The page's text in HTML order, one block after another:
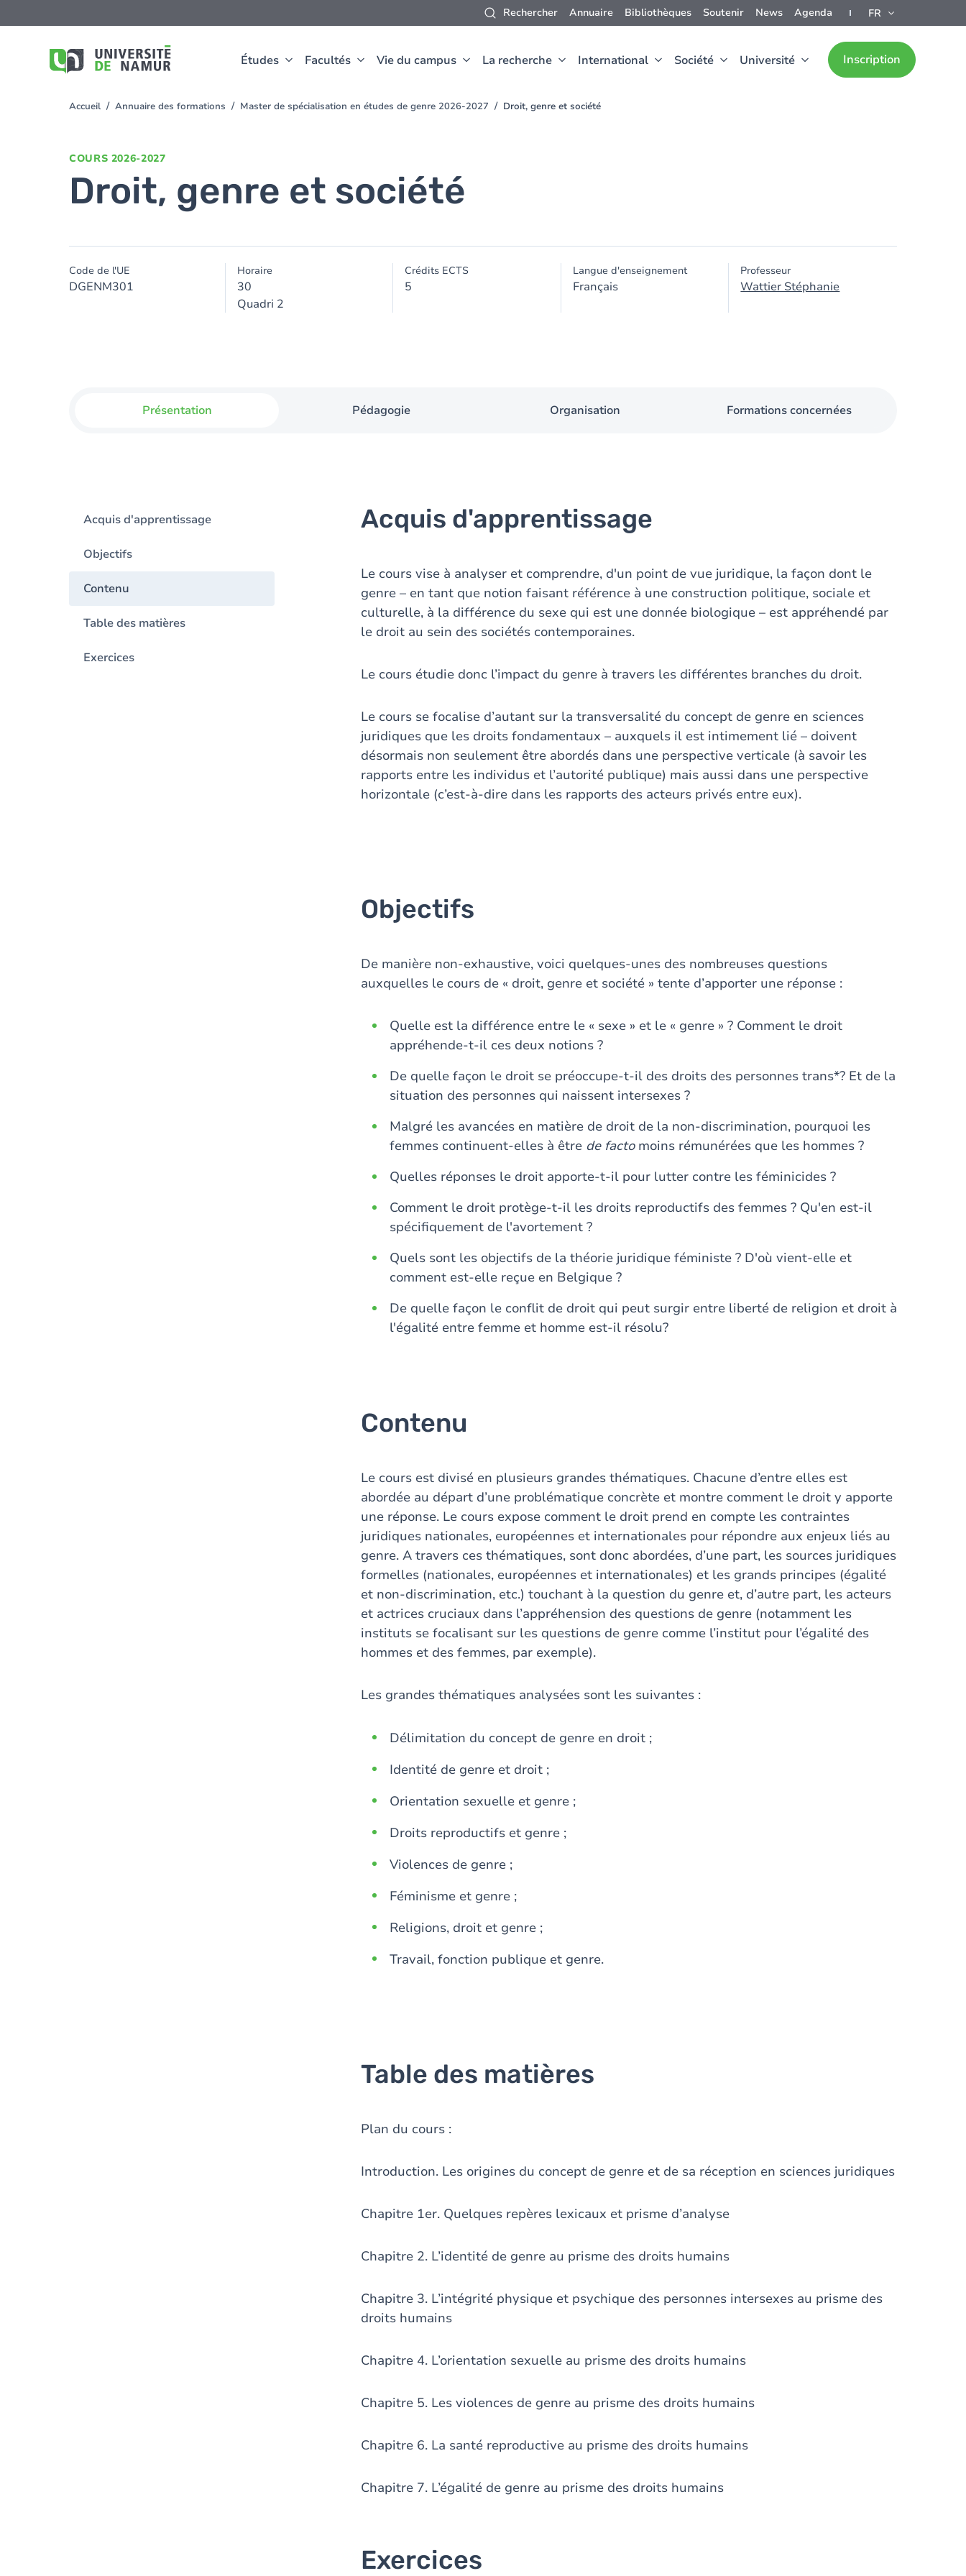
Rechercher Annuaire Bibliothèques Soutenir News Agenda FR
Études Facultés Vie du campus La recherche International Société Université Inscription
au
You
Accueil Annuaire des formations Master de spécialisation en études de genre 2026-2027 Droit, genre et société
COURS 2026-2027
Droit, genre et société
Code de l'UE
DGENM301
Horaire
30
Quadri 2
Crédits ECTS
5
Langue d'enseignement
Français
Professeur
Wattier Stéphanie
Présentation Pédagogie Organisation Formations concernées
Acquis d'apprentissage
Objectifs
Contenu
Table des matières
Exercices
Acquis d'apprentissage
Le cours vise à analyser et comprendre, d'un point de vue juridique, la façon dont le
genre – en tant que notion faisant référence à une construction politique, sociale et
culturelle, à la différence du sexe qui est une donnée biologique – est appréhendé par
le droit au sein des sociétés contemporaines.
Le cours étudie donc l’impact du genre à travers les différentes branches du droit.
Le cours se focalise d’autant sur la transversalité du concept de genre en sciences
juridiques que les droits fondamentaux – auxquels il est intimement lié – doivent
désormais non seulement être abordés dans une perspective verticale (à savoir les
rapports entre les individus et l’autorité publique) mais aussi dans une perspective
horizontale (c’est-à-dire dans les rapports des acteurs privés entre eux).
Objectifs
De manière non-exhaustive, voici quelques-unes des nombreuses questions
auxquelles le cours de « droit, genre et société » tente d’apporter une réponse :
Quelle est la différence entre le « sexe » et le « genre » ? Comment le droit
appréhende-t-il ces deux notions ?
De quelle façon le droit se préoccupe-t-il des droits des personnes trans*? Et de la
situation des personnes qui naissent intersexes ?
Malgré les avancées en matière de droit de la non-discrimination, pourquoi les
femmes continuent-elles à être de facto moins rémunérées que les hommes ?
Quelles réponses le droit apporte-t-il pour lutter contre les féminicides ?
Comment le droit protège-t-il les droits reproductifs des femmes ? Qu'en est-il
spécifiquement de l'avortement ?
Quels sont les objectifs de la théorie juridique féministe ? D'où vient-elle et
comment est-elle reçue en Belgique ?
De quelle façon le conflit de droit qui peut surgir entre liberté de religion et droit à
l'égalité entre femme et homme est-il résolu?
Contenu
Le cours est divisé en plusieurs grandes thématiques. Chacune d’entre elles est
abordée au départ d’une problématique concrète et montre comment le droit y apporte
une réponse. Le cours expose comment le droit prend en compte les contraintes
juridiques nationales, européennes et internationales pour répondre aux enjeux liés au
genre. A travers ces thématiques, sont donc abordées, d’une part, les sources juridiques
formelles (nationales, européennes et internationales) et les grands principes (égalité
et non-discrimination, etc.) touchant à la question du genre et, d’autre part, les acteurs
et actrices cruciaux dans l’appréhension des questions de genre (notamment les
instituts se focalisant sur les questions de genre comme l’institut pour l’égalité des
hommes et des femmes, par exemple).
Les grandes thématiques analysées sont les suivantes :
Délimitation du concept de genre en droit ;
Identité de genre et droit ;
Orientation sexuelle et genre ;
Droits reproductifs et genre ;
Violences de genre ;
Féminisme et genre ;
Religions, droit et genre ;
Travail, fonction publique et genre.
Table des matières
Plan du cours :
Introduction. Les origines du concept de genre et de sa réception en sciences juridiques
Chapitre 1er. Quelques repères lexicaux et prisme d’analyse
Chapitre 2. L’identité de genre au prisme des droits humains
Chapitre 3. L’intégrité physique et psychique des personnes intersexes au prisme des
droits humains
Chapitre 4. L’orientation sexuelle au prisme des droits humains
Chapitre 5. Les violences de genre au prisme des droits humains
Chapitre 6. La santé reproductive au prisme des droits humains
Chapitre 7. L’égalité de genre au prisme des droits humains
Exercices